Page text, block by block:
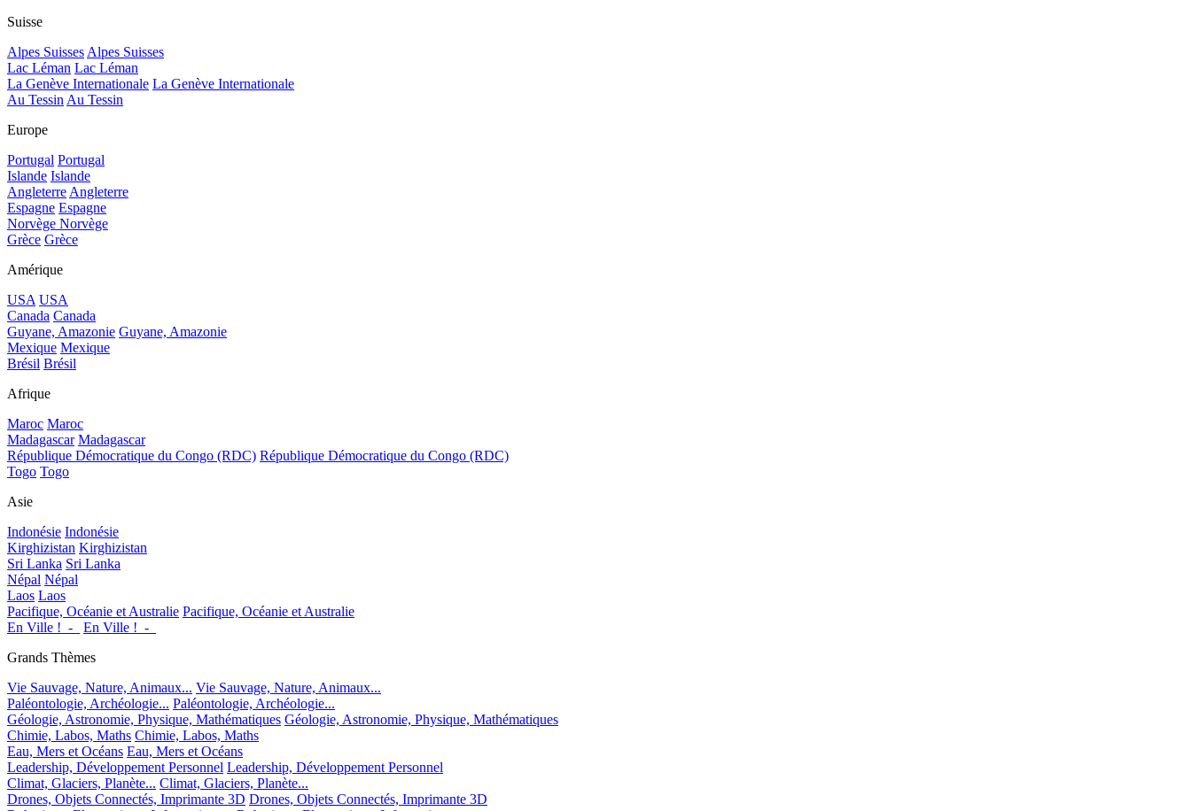
Suisse
Alpes Suisses Alpes Suisses
Lac Léman Lac Léman
La Genève Internationale La Genève Internationale
Au Tessin Au Tessin
Europe
Portugal Portugal
Islande Islande
Angleterre Angleterre
Espagne Espagne
Norvège Norvège
Grèce Grèce
Amérique
USA USA
Canada Canada
Guyane, Amazonie Guyane, Amazonie
Mexique Mexique
Brésil Brésil
Afrique
Maroc Maroc
Madagascar Madagascar
République Démocratique du Congo (RDC) République Démocratique du Congo (RDC)
Togo Togo
Asie
Indonésie Indonésie
Kirghizistan Kirghizistan
Sri Lanka Sri Lanka
Népal Népal
Laos Laos
Pacifique, Océanie et Australie Pacifique, Océanie et Australie
En Ville !_-_
En Ville !_-_
Grands Thèmes
Vie Sauvage, Nature, Animaux... Vie Sauvage, Nature, Animaux...
Paléontologie, Archéologie... Paléontologie, Archéologie...
Géologie, Astronomie, Physique, Mathématiques Géologie, Astronomie, Physique, Mathématiques
Chimie, Labos, Maths Chimie, Labos, Maths
Eau, Mers et Océans Eau, Mers et Océans
Leadership, Développement Personnel Leadership, Développement Personnel
Climat, Glaciers, Planète... Climat, Glaciers, Planète...
Drones, Objets Connectés, Imprimante 3D Drones, Objets Connectés, Imprimante 3D